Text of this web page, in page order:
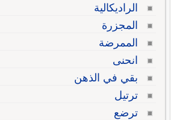
الراديكالية
المجزرة
الممرضة
انحنى
بقي في الذهن
ترتيل
ترضع